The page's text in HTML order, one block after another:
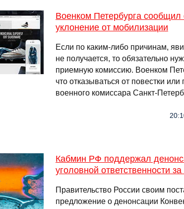
Военком Петербурга сообщил
уклонение от мобилизации
Если по каким-либо причинам,
не получается, то обязательно
приемную комиссию. Военком
что отказываться от повестки
военного комиссара Санкт-
Кабмин РФ поддержал
уголовной ответственности
Правительство России своим
предложение о денонсации